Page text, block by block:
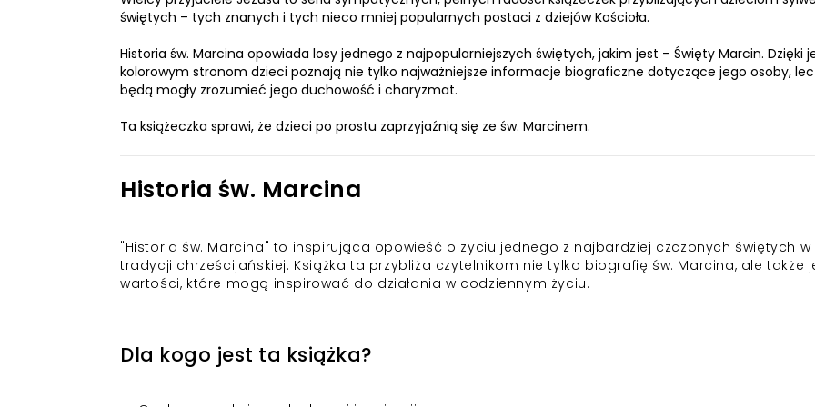
świętych – tych znanych i tych nieco mniej popularnych postaci z dziejów Kościoła.
Historia św. Marcina opowiada losy jednego z najpopularniejszych świętych, jakim jest – Święty Marcin. Dzięki
kolorowym stronom dzieci poznają nie tylko najważniejsze informacje biograficzne dotyczące jego osoby,
będą mogły zrozumieć jego duchowość i charyzmat.
Ta książeczka sprawi, że dzieci po prostu zaprzyjaźnią się ze św. Marcinem.
Historia św. Marcina
"Historia św. Marcina" to inspirująca opowieść o życiu jednego z najbardziej czczonych świętych w
tradycji chrześcijańskiej. Książka ta przybliża czytelnikom nie tylko biografię św. Marcina, ale także
wartości, które mogą inspirować do działania w codziennym życiu.
Dla kogo jest ta książka?